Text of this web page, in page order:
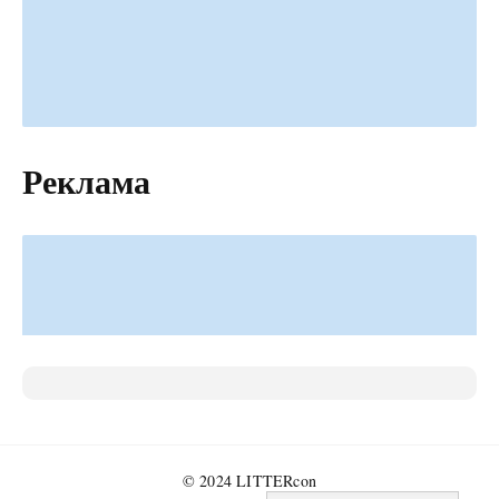
Реклама
© 2024 LITTERcon